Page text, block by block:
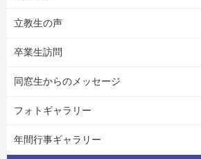
立教生の声
卒業生訪問
同窓生からのメッセージ
フォトギャラリー
年間行事ギャラリー